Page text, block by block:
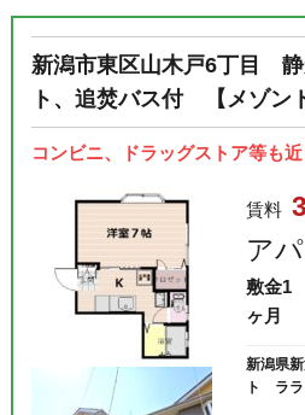
新潟市東区山木戸6丁目
ト、追焚バス付 【メゾン
コンビニ、ドラッグストア等も
賃料
ア
敷金1
ヶ月
新潟県
ト ララ